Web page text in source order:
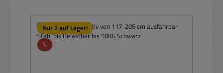
Nur 2 auf Lager!
%Rabatt